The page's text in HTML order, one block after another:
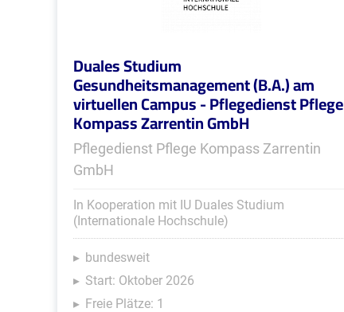
Duales Studium
Gesundheitsmanagement (B.A.) am
virtuellen Campus - Pflegedienst Pflege
Kompass Zarrentin GmbH
Pflegedienst Pflege Kompass Zarrentin
GmbH
In Kooperation mit IU Duales Studium
(Internationale Hochschule)
bundesweit
Start: Oktober 2026
Freie Plätze: 1